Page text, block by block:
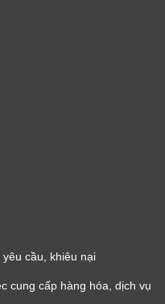
cầu, khiêu nại
cung cấp hàng hóa, dịch vụ